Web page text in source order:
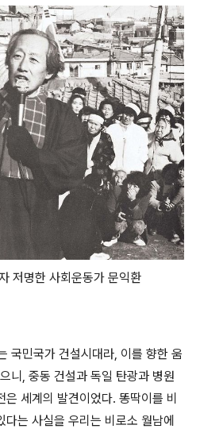
저명한 사회운동가 문익환
국민국가 건설시대라, 이를 향한 움
니, 중동 건설과 독일 탄광과 병원
세계의 발견이었다. 똥딱이를 비
는 사실을 우리는 비로소 월남에